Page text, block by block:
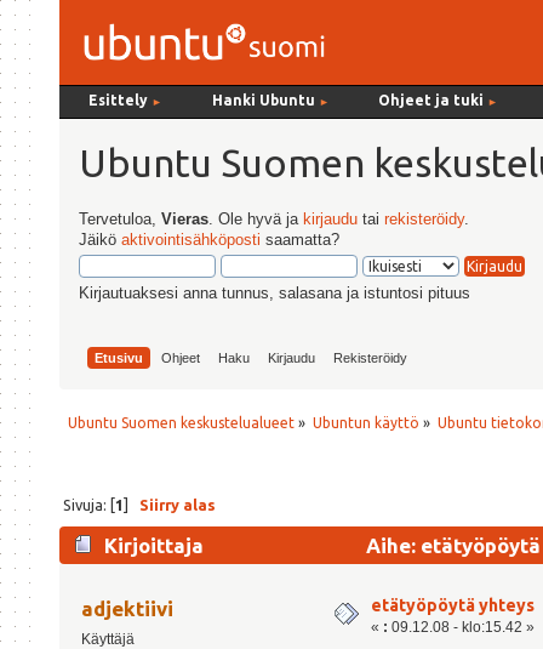
Esittely ► Hanki Ubuntu ► Ohjeet ja tuki ►
Ubuntu Suomen
Tervetuloa,Vieras . Ole hyvä ja kirjaudu tairekisteröidy.
Jäiköaktivointisähköposti saamatta?
Kirjautuaksesi anna tunnus, salasana ja istuntosi pituus
Etusivu Ohjeet Haku Kirjaudu Rekisteröidy
Ubuntu Suomen keskustelualueet » Ubuntun käyttö » Ubuntu
Sivuja: [1] Siirry alas
Kirjoittaja Aihe:
adjektiivi
Käyttäjä
etätyöpöytä yhteys
« : 09.12.08 - klo:15.42 »